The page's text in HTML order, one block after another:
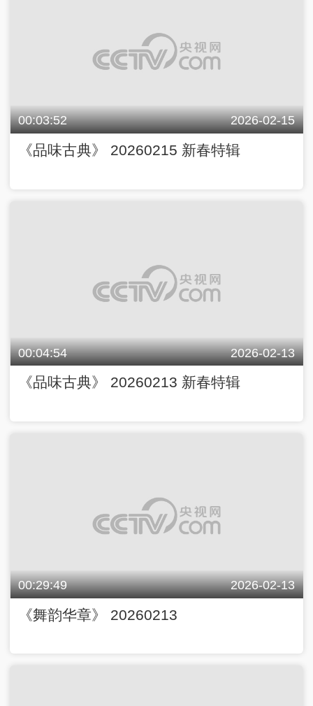
00:03:52 2026-02-15
《品味古典》 20260215 新春特辑
00:04:54 2026-02-13
《品味古典》 20260213 新春特辑
00:29:49 2026-02-13
《舞韵华章》 20260213